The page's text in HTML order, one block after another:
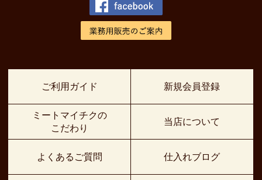
ご利用ガイド
ミートマイチクの
こだわり
よくあるご質問
新規会員登録
当店について
仕入れブログ